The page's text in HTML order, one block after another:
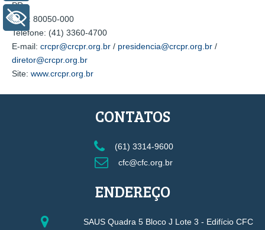
PR
CEP: 80050-000
Telefone: (41) 3360-4700
E-mail: crc­pr@crcpr.org.br / presidencia@crcpr.org.br /
diretor@crcpr.org.br
Site: www.crcpr.org.br
CONTATOS
(61) 3314-9600
cfc@cfc.org.br
ENDEREÇO
SAUS Quadra 5 Bloco J Lote 3 - Edifício CFC
+ Acessibilidade